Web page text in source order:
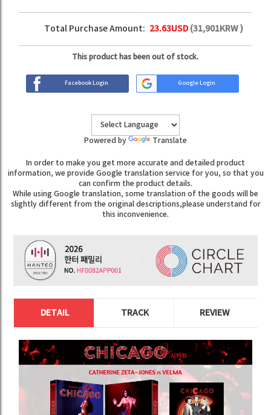
Total Purchase Amount: 23.63USD(31,901KRW )
This product has been out of stock.
Facebook Login Google Login
Powered by Translate
In order to make you get more accurate and detailed product
information, we provide Google translation service for you, so that you
can confirm the product details.
While using Google translation, some translation of the goods will be
slightly different from the original descriptions,please understand for
this inconvenience.
DETAIL TRACK REVIEW